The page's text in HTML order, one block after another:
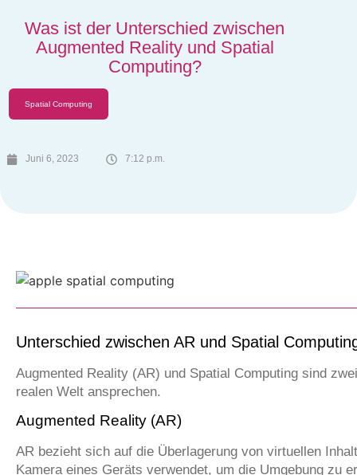
Was ist der Unterschied zwischen
Augmented Reality und Spatial
Computing?
Spatial Computing
Juni 6, 2023 7:12 p.m.
Unterschied zwischen AR und Spatial
Augmented Reality (AR) und Spatial Computing sind
realen Welt ansprechen.
Augmented Reality (AR)
AR bezieht sich auf die Überlagerung von virtuellen
Kamera eines Geräts verwendet, um die Umgebung zu